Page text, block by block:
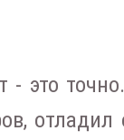
- это
отладил